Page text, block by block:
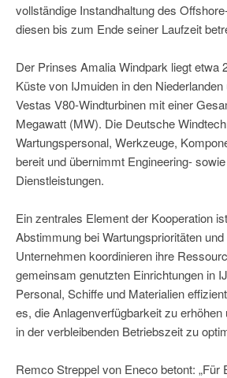
vollständige Instandhaltung des
diesen bis zum Ende seiner Laufzeit
Der Prinses Amalia Windpark liegt etwa
Küste von IJmuiden in den
Vestas V80-Windturbinen mit einer
Megawatt (MW). Die Deutsche
Wartungspersonal, Werkzeuge,
bereit und übernimmt Engineering-
Dienstleistungen.
Ein zentrales Element der Kooperation
Abstimmung bei Wartungsprioritäten
Unternehmen koordinieren ihre
gemeinsam genutzten Einrichtungen in
Personal, Schiffe und Materialien
es, die Anlagenverfügbarkeit zu
in der verbleibenden Betriebszeit zu
Remco Streppel von Eneco betont: „Für